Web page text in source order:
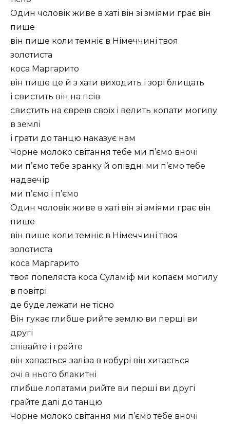
Один чоловік живе в хаті він зі зміями грає він
пише
він пише коли темніє в Німеччині твоя
золотиста
коса Маргарито
він пише це й з хати виходить і зорі блищать
і свистить він на псів
свистить на євреїв своїх і велить копати могилу
в землі
і грати до танцю наказує нам
Чорне молоко світання тебе ми п’ємо вночі
ми п’ємо тебе зранку й опівдні ми п’ємо тебе
надвечір
ми п’ємо і п’ємо
Один чоловік живе в хаті він зі зміями грає він
пише
він пише коли темніє в Німеччині твоя
золотиста
коса Маргарито
твоя попеляста коса Суламіф ми копаєм могилу
в повітрі
де буде лежати не тісно
Він гукає глибше рийте землю ви перші ви
другі
співайте і грайте
він хапається заліза в кобурі він хитається
очі в нього блакитні
глибше лопатами рийте ви перші ви другі
грайте далі до танцю
Чорне молоко світання ми п’ємо тебе вночі